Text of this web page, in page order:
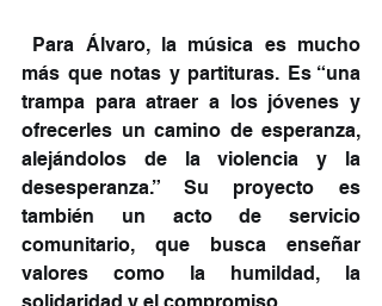
más que notas y partituras. Es “una
trampa para atraer a los jóvenes y
ofrecerles un camino de esperanza,
alejándolos de la violencia y la
desesperanza.” Su proyecto es
también un acto de servicio
comunitario, que busca enseñar
valores como la humildad, la